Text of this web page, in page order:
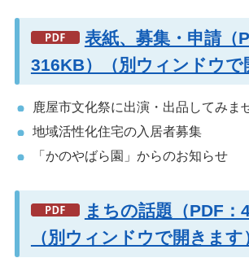
表紙、募集・申請（
316KB）（別ウィンドウで
鹿屋市文化祭に出演・出品してみま
地域活性化住宅の入居者募集
「かのやばら園」からのお知らせ
まちの話題（PDF：
（別ウィンドウで開きます